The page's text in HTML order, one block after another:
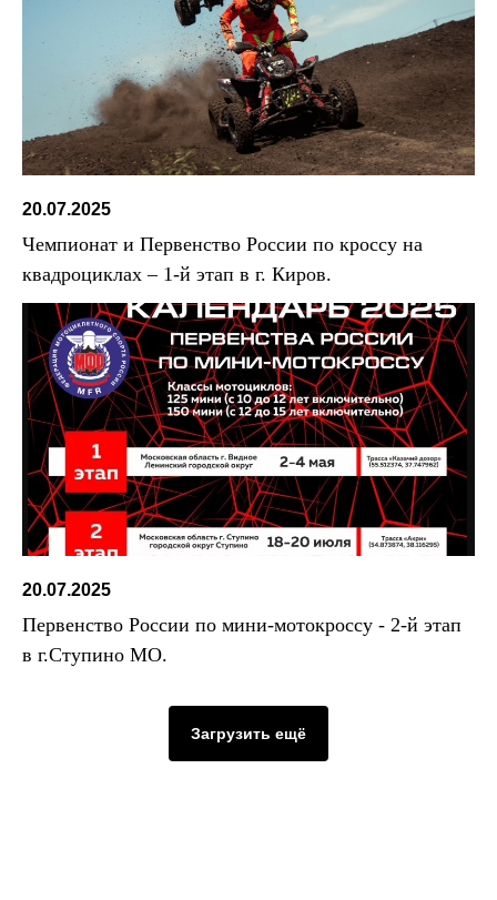
20.07.2025
Чемпионат и Первенство России по кроссу на
квадроциклах – 1-й этап в г. Киров.
20.07.2025
Первенство России по мини-мотокроссу - 2-й этап
в г.Ступино МО.
Загрузить ещё